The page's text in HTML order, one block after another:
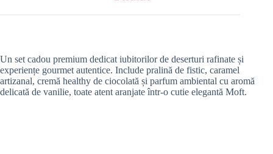
Un set cadou premium dedicat iubitorilor de deserturi rafinate și
experiențe gourmet autentice. Include pralină de fistic, caramel
artizanal, cremă healthy de ciocolată și parfum ambiental cu aromă
delicată de vanilie, toate atent aranjate într-o cutie elegantă Moft.